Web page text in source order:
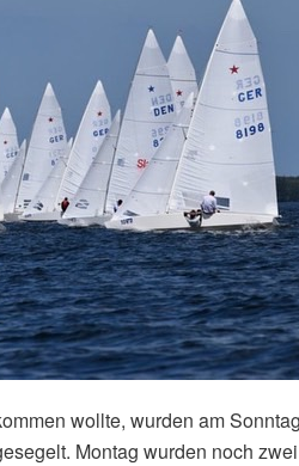
wollte, wurden am
Montag wurden noch